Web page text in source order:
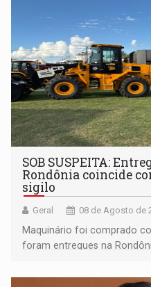
SOB SUSPEITA:
Rondônia coincide
sigilo
Geral 08 de Agosto de
Maquinário foi comprado
foram entregues na